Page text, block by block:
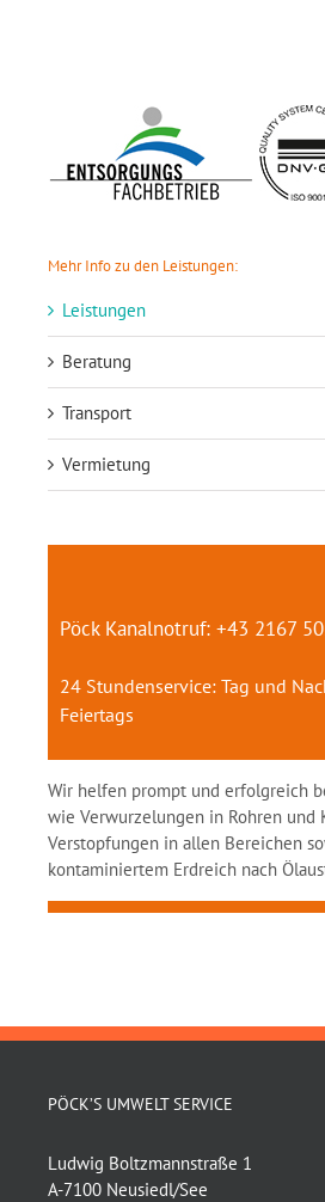
Mehr Info zu den Leistungen:
Leistungen
Beratung
Transport
Vermietung
Pöck Kanalnotruf: +43 2167
24 Stundenservice: Tag und
Feiertags
Wir helfen prompt und erfolgreich
wie Verwurzelungen in Rohren und
Verstopfungen in allen Bereichen
kontaminiertem Erdreich nach
PÖCK’S UMWELT SERVICE
Ludwig Boltzmannstraße 1
A-7100 Neusiedl/See